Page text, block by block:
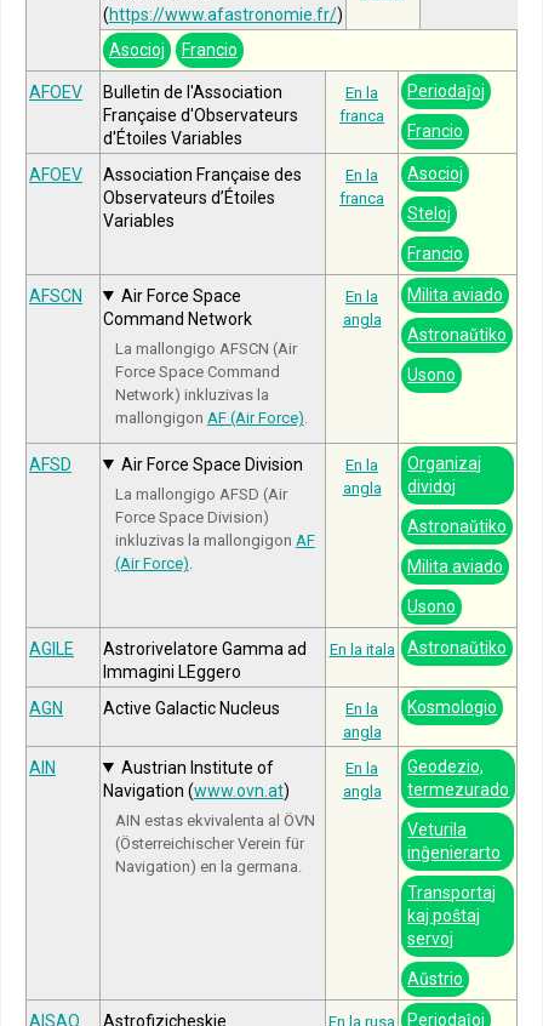
(https://www.afastronomie.fr/)
Asocioj Francio
AFOEV
Bulletin de l'Association
Française d'Observateurs
d'Étoiles Variables
En la
franca
Periodaĵoj
Francio
AFOEV
Association Française des
Observateurs d’Étoiles
Variables
En la
franca
Asocioj
Steloj
Francio
AFSCN
Air Force Space
Command Network
La mallongigo AFSCN (Air
Force Space Command
Network) inkluzivas la
mallongigon AF (Air Force)
En la
angla
Milita aviado
Astronaŭtiko
Usono
AFSD Air Force Space Division
La mallongigo AFSD (Air
Force Space Division)
inkluzivas la mallongigon AF
(Air Force)
En la
angla
Organizaj
dividoj
Astronaŭtiko
Milita aviado
Usono
AGILE
Astrorivelatore Gamma ad
Immagini LEggero
En la itala Astronaŭtiko
AGN Active Galactic Nucleus
En la
angla
Kosmologio
AIN
Austrian Institute of
Navigation (www.ovn.at)
AIN estas ekvivalenta al ÖVN
(Österreichischer Verein für
Navigation) en la germana.
En la
angla
Geodezio,
termezurado
Veturila
inĝenierarto
Transportaj
kaj poŝtaj
servoj
Aŭstrio
AISAO
Astrofizicheskie
En la rusa Periodaĵoj